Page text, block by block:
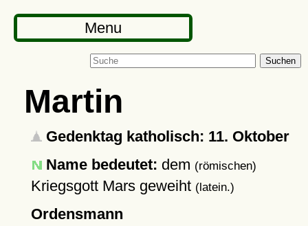
Menu
Suchen
Martin
Gedenktag katholisch: 11. Oktober
Name bedeutet: dem (römischen)
Kriegsgott Mars geweiht (latein.)
Ordensmann